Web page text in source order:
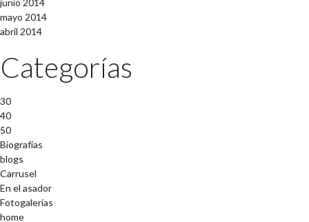
mayo 2014
abril 2014
Categorías
30
40
50
Biografías
blogs
Carrusel
En el asador
Fotogalerías
home